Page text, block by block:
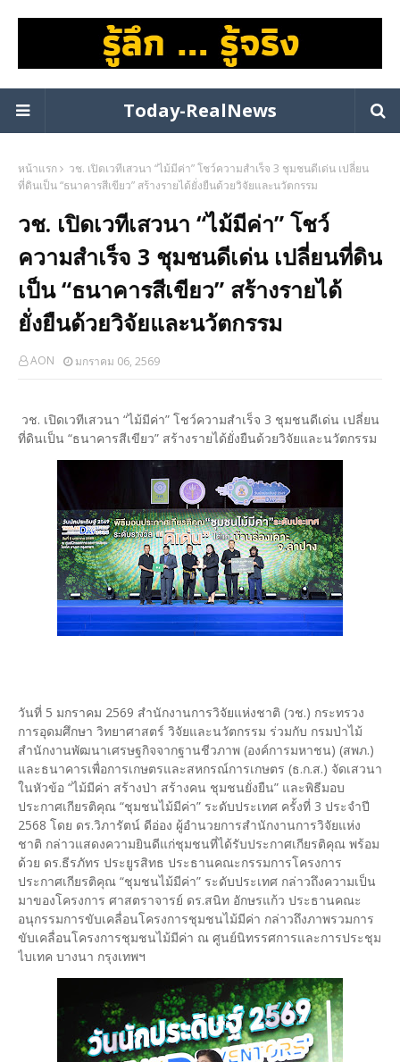
Today-RealNews
หน้าแรก
วช. เปิดเวทีเสวนา “ไม้มีค่า” โชว์ความสำเร็จ 3 ชุมชนดีเด่น เปลี่ยน
ที่ดินเป็น “ธนาคารสีเขียว” สร้างรายได้ยั่งยืนด้วยวิจัยและนวัตกรรม
วช. เปิดเวทีเสวนา “ไม้มีค่า” โชว์
ความสำเร็จ 3 ชุมชนดีเด่น เปลี่ยนที่ดิน
เป็น “ธนาคารสีเขียว” สร้างรายได้
ยั่งยืนด้วยวิจัยและนวัตกรรม
AON มกราคม 06, 2569
วช. เปิดเวทีเสวนา “ไม้มีค่า” โชว์ความสำเร็จ 3 ชุมชนดีเด่น เปลี่ยน
ที่ดินเป็น “ธนาคารสีเขียว” สร้างรายได้ยั่งยืนด้วยวิจัยและนวัตกรรม
วันที่ 5 มกราคม 2569 สำนักงานการวิจัยแห่งชาติ (วช.) กระทรวง
การอุดมศึกษา วิทยาศาสตร์ วิจัยและนวัตกรรม ร่วมกับ กรมป่าไม้
สำนักงานพัฒนาเศรษฐกิจจากฐานชีวภาพ (องค์การมหาชน) (สพภ.)
และธนาคารเพื่อการเกษตรและสหกรณ์การเกษตร (ธ.ก.ส.) จัดเสวนา
ในหัวข้อ “ไม้มีค่า สร้างป่า สร้างคน ชุมชนยั่งยืน” และพิธีมอบ
ประกาศเกียรติคุณ “ชุมชนไม้มีค่า” ระดับประเทศ ครั้งที่ 3 ประจำปี
2568 โดย ดร.วิภารัตน์ ดีอ่อง ผู้อำนวยการสำนักงานการวิจัยแห่ง
ชาติ กล่าวแสดงความยินดีแก่ชุมชนที่ได้รับประกาศเกียรติคุณ พร้อม
ด้วย ดร.ธีรภัทร ประยูรสิทธ ประธานคณะกรรมการโครงการ
ประกาศเกียรติคุณ “ชุมชนไม้มีค่า” ระดับประเทศ กล่าวถึงความเป็น
มาของโครงการ ศาสตราจารย์ ดร.สนิท อักษรแก้ว ประธานคณะ
อนุกรรมการขับเคลื่อนโครงการชุมชนไม้มีค่า กล่าวถึงภาพรวมการ
ขับเคลื่อนโครงการชุมชนไม้มีค่า ณ ศูนย์นิทรรศการและการประชุม
ไบเทค บางนา กรุงเทพฯ